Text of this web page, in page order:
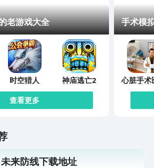
老游戏大全
时空猎人
神庙逃亡2
查看更多
手术模
心脏手术
模拟
未来防线下载地址